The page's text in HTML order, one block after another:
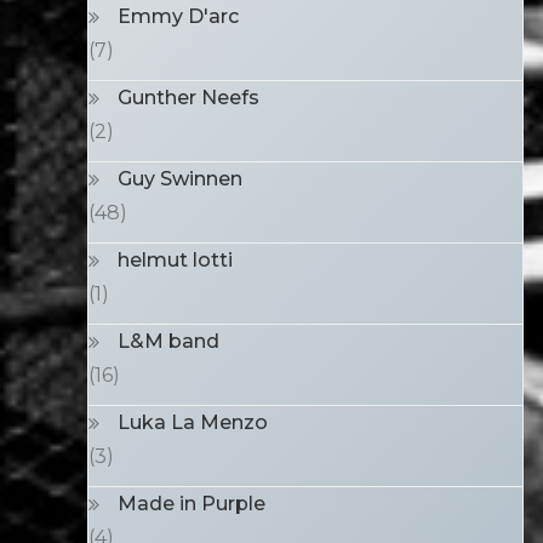
Emmy D'arc
(7)
Gunther Neefs
(2)
Guy Swinnen
(48)
helmut lotti
(1)
L&M band
(16)
Luka La Menzo
(3)
Made in Purple
(4)